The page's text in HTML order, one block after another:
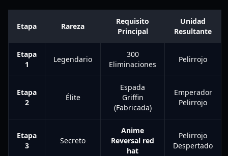
Etapa Rareza
Requisito
Principal
Unidad
Resultante
Etapa
1
Legendario
300
Eliminaciones
Pelirrojo
Etapa
2
Élite
Espada
Griffin
(Fabricada)
Emperador
Pelirrojo
Etapa
3
Secreto
Anime
Reversal red
hat
Pelirrojo
Despertado